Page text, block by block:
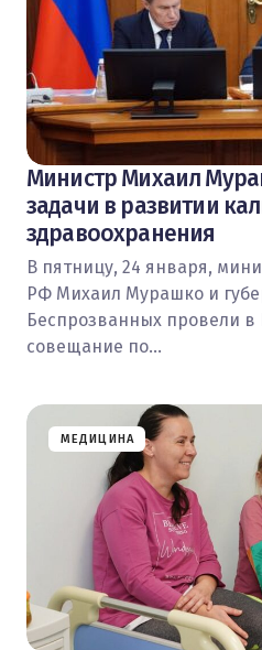
Министр Михаил
задачи в развитии
здравоохранения
В пятницу, 24 января,
РФ Михаил Мурашко и
Беспрозванных провели в
совещание по…
МЕДИЦИНА